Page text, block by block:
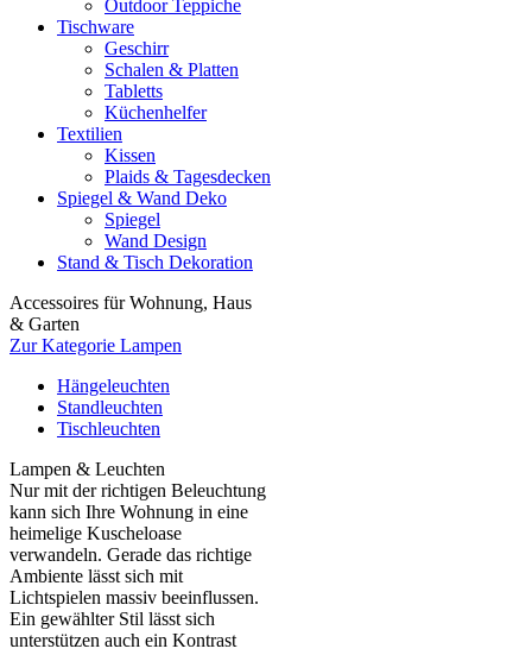
Outdoor Teppiche
Tischware
Geschirr
Schalen & Platten
Tabletts
Küchenhelfer
Textilien
Kissen
Plaids & Tagesdecken
Spiegel & Wand Deko
Spiegel
Wand Design
Stand & Tisch Dekoration
Accessoires für Wohnung, Haus
& Garten
Zur Kategorie Lampen
Hängeleuchten
Standleuchten
Tischleuchten
Lampen & Leuchten
Nur mit der richtigen Beleuchtung
kann sich Ihre Wohnung in eine
heimelige Kuscheloase
verwandeln. Gerade das richtige
Ambiente lässt sich mit
Lichtspielen massiv beeinflussen.
Ein gewählter Stil lässt sich
unterstützen auch ein Kontrast